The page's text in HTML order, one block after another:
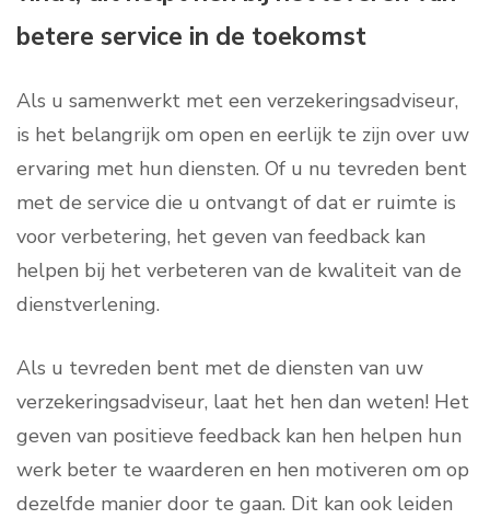
betere service in de toekomst
Als u samenwerkt met een verzekeringsadviseur,
is het belangrijk om open en eerlijk te zijn over uw
ervaring met hun diensten. Of u nu tevreden bent
met de service die u ontvangt of dat er ruimte is
voor verbetering, het geven van feedback kan
helpen bij het verbeteren van de kwaliteit van de
dienstverlening.
Als u tevreden bent met de diensten van uw
verzekeringsadviseur, laat het hen dan weten! Het
geven van positieve feedback kan hen helpen hun
werk beter te waarderen en hen motiveren om op
dezelfde manier door te gaan. Dit kan ook leiden